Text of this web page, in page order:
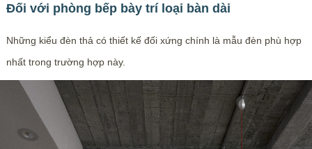
Đối với phòng bếp bày trí loại bàn dài
Những kiểu đèn thả có thiết kế đối xứng chính là mẫu đèn phù hợp
nhất trong trường hợp này.